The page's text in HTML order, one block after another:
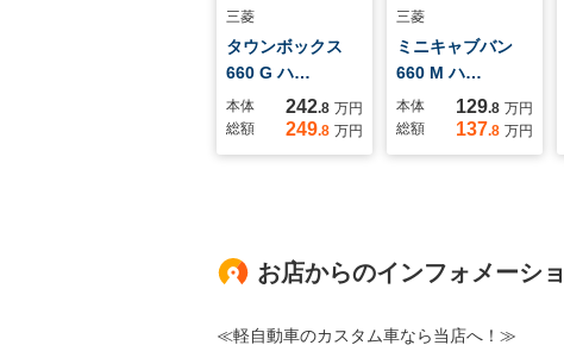
三菱
タウンボックス
660 G ハ…
本体 242.8 万円
総額
249.8 万円
三菱
ミニキャブバン
660 M ハ…
本体 129.8 万円
総額
137.8 万円
お店からのインフォメーシ
≪軽自動車のカスタム車なら当店へ！≫